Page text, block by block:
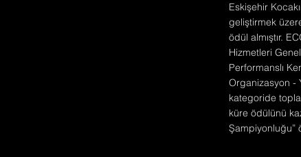
Eskişehir
geliştirmek
ödül almıştır.
Hizmetleri
Performanslı
Organizasyon -
kategoride
küre ödülünü
Şampiyonluğu”